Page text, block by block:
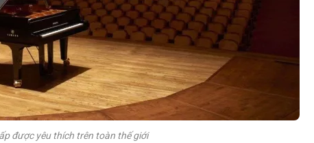
được yêu thích trên toàn thế giới